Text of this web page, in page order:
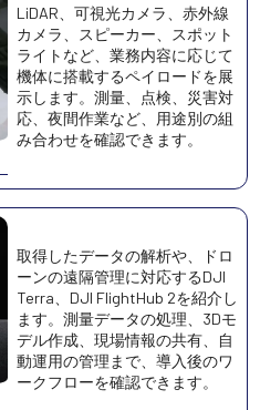
LiDAR、可視光カメラ、赤外線
カメラ、スピーカー、スポット
ライトなど、業務内容に応じて
機体に搭載するペイロードを展
示します。測量、点検、災害対
応、夜間作業など、用途別の組
み合わせを確認できます。
取得したデータの解析や、ドロ
ーンの遠隔管理に対応するDJI
Terra、DJI FlightHub 2を紹介し
ます。測量データの処理、3Dモ
デル作成、現場情報の共有、自
動運用の管理まで、導入後のワ
ークフローを確認できます。